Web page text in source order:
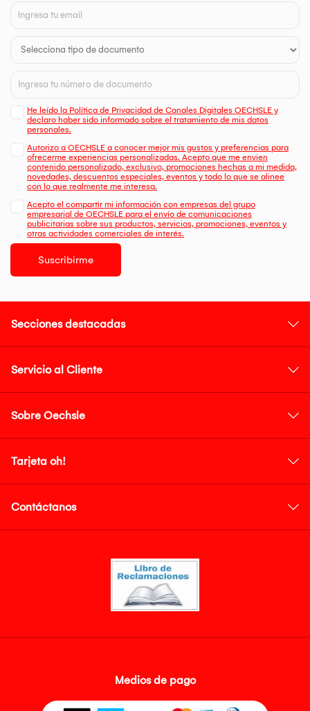
He leído la Política de Privacidad de Canales Digitales OECHSLE y
declaro haber sido informado sobre el tratamiento de mis datos
personales.
Autorizo a OECHSLE a conocer mejor mis gustos y preferencias para
ofrecerme experiencias personalizadas. Acepto que me envien
contenido personalizado, exclusivo, promociones hechas a mi medida,
novedades, descuentos especiales, eventos y todo lo que se alinee
con lo que realmente me interesa.
Acepto el compartir mi información con empresas del grupo
empresarial de OECHSLE para el envío de comunicaciones
publicitarias sobre sus productos, servicios, promociones, eventos y
otras actividades comerciales de interés.
Suscribirme
Secciones destacadas
Servicio al Cliente
Sobre Oechsle
Tarjeta oh!
Contáctanos
Medios de pago